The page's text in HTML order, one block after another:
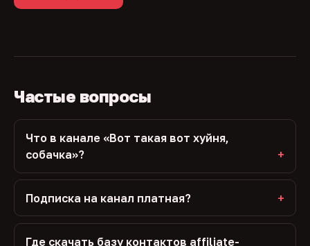
Частые вопросы
Что в канале «Вот такая вот хуйня,
собачка»?
Подписка на канал платная?
Где скачать базу контактов affiliate-